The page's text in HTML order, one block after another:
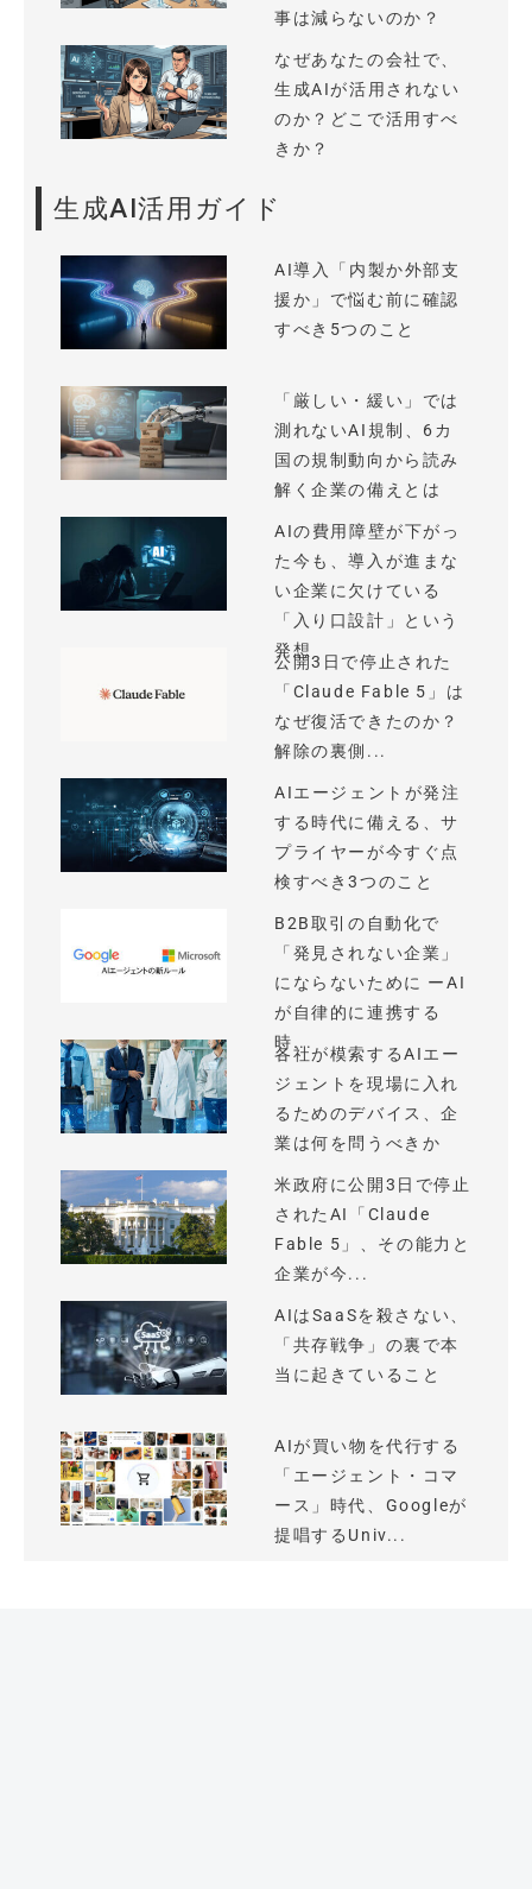
事は減らないのか？
なぜあなたの会社で、
生成AIが活用されない
のか？どこで活用すべ
きか？
生成AI活用ガイド
AI導入「内製か外部支
援か」で悩む前に確認
すべき5つのこと
「厳しい・緩い」では
測れないAI規制、6カ
国の規制動向から読み
解く企業の備えとは
AIの費用障壁が下がっ
た今も、導入が進まな
い企業に欠けている
「入り口設計」という
発想
公開3日で停止された
「Claude Fable 5」は
なぜ復活できたのか？
解除の裏側...
AIエージェントが発注
する時代に備える、サ
プライヤーが今すぐ点
検すべき3つのこと
B2B取引の自動化で
「発見されない企業」
にならないために ーAI
が自律的に連携する
時...
各社が模索するAIエー
ジェントを現場に入れ
るためのデバイス、企
業は何を問うべきか
米政府に公開3日で停止
されたAI「Claude
Fable 5」、その能力と
企業が今...
AIはSaaSを殺さない、
「共存戦争」の裏で本
当に起きていること
AIが買い物を代行する
「エージェント・コマ
ース」時代、Googleが
提唱するUniv...